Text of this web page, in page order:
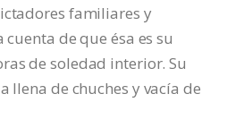
familiares y
cuenta de que ésa es su
de soledad interior. Su
llena de chuches y vacía de